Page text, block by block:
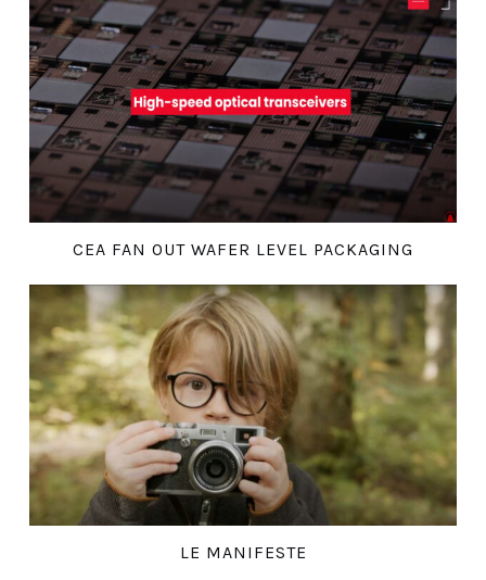
CEA FAN OUT WAFER LEVEL PACKAGING
LE MANIFESTE